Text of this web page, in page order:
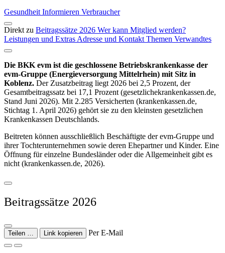
Gesundheit Informieren Verbraucher
Direkt zu Beitragssätze 2026 Wer kann Mitglied werden?
Leistungen und Extras Adresse und Kontakt Themen Verwandtes
Die BKK evm ist die geschlossene Betriebskrankenkasse der
evm-Gruppe (Energieversorgung Mittelrhein) mit Sitz in
Koblenz. Der Zusatzbeitrag liegt 2026 bei 2,5 Prozent, der
Gesamtbeitragssatz bei 17,1 Prozent (gesetzlichekrankenkassen.de,
Stand Juni 2026). Mit 2.285 Versicherten (krankenkassen.de,
Stichtag 1. April 2026) gehört sie zu den kleinsten gesetzlichen
Krankenkassen Deutschlands.
Beitreten können ausschließlich Beschäftigte der evm-Gruppe und
ihrer Tochterunternehmen sowie deren Ehepartner und Kinder. Eine
Öffnung für einzelne Bundesländer oder die Allgemeinheit gibt es
nicht (krankenkassen.de, 2026).
Beitragssätze 2026
Teilen … Link kopieren Per E-Mail